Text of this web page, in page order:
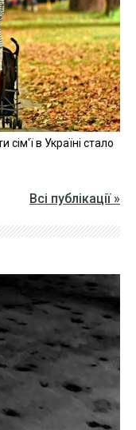
сім'ї в Україні стало
Всі публікації »